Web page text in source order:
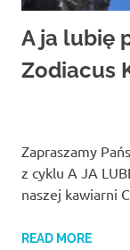
A ja lubię
Zodiacus
Zapraszamy
z cyklu A JA
naszej kawiarni
READ MORE